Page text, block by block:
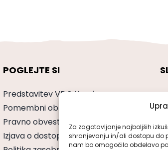
Za zagotavljanje najboljših
shranjevanju in/ali dostopu do
nam bo omogočilo obdelavo
POGLEJTE SI
Predstavitev VDC Kranj
Pomembni obrazci
Pravno obvestilo
Izjava o dostopnosti